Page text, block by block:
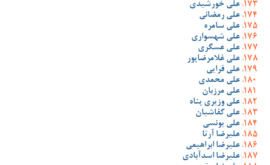
علی خورشیدی
علی رمضانی
علی سامره
علی شهسواری
علی عسگری
علی غلامرضاپور
علی قرایی
علی محمدی
علی مرزبان
علی وزیری پناه
علی کفاشیان
علی یونسی
علیرضا آرتا
علیرضا ابراهیمی
علیرضا اسدآبادی